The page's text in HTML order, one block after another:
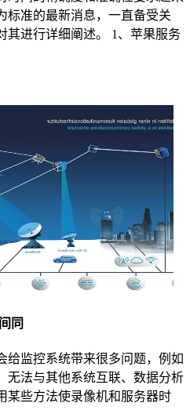
标准的最新消息，一直备受关
其进行详细阐述。 1、苹果服务
同
给监控系统带来很多问题，例如
无法与其他系统互联、数据分析
某些方法使录像机和服务器时